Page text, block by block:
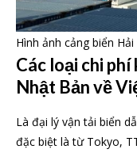
Hình ảnh cảng biển
Các loại chi
Nhật Bản về
Là đại lý vận tải biển
đặc biệt là từ Tokyo,